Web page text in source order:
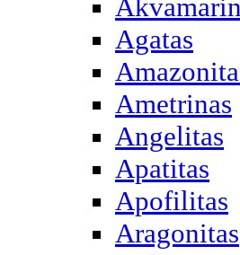
Agatas
Ametrinas
Angelitas
Apatitas
Apofilitas
Aragonitas